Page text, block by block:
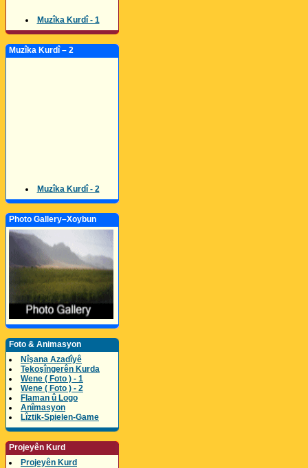
Muzîka Kurdî - 1
Muzîka Kurdî – 2
Muzîka Kurdî - 2
Photo Gallery–Xoybun
Foto & Animasyon
Nîşana Azadîyê
Tekoşîngerên Kurda
Wene ( Foto ) - 1
Wene ( Foto ) - 2
Flaman û Logo
Anîmasyon
Lîztik-Spielen-Game
Projeyên Kurd
Projeyên Kurd